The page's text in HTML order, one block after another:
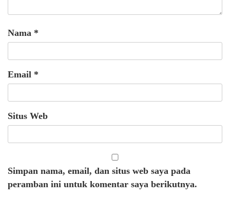
Nama *
Email *
Situs Web
Simpan nama, email, dan situs web saya pada
peramban ini untuk komentar saya berikutnya.